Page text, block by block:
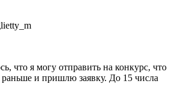
что я могу отправить на конкурс, что
раньше и пришлю заявку. До 15 числа